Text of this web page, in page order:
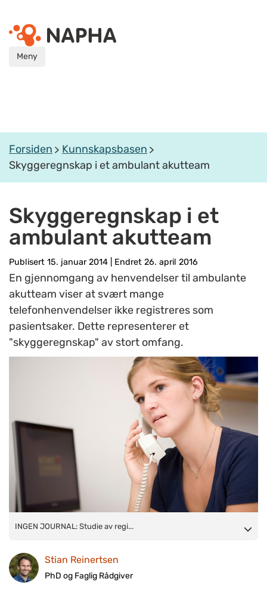
Meny
Forsiden
Kunnskapsbasen
Skyggeregnskap i et ambulant akutteam
Skyggeregnskap i et
ambulant akutteam
Publisert 15. januar 2014 Endret 26. april 2016
En gjennomgang av henvendelser til ambulante
akutteam viser at svært mange
telefonhenvendelser ikke registreres som
pasientsaker. Dette representerer et
"skyggeregnskap" av stort omfang.
INGEN JOURNAL: Studie av registrerte henvendelser til
registreres som pasientsaker. (Foto: www.colourbox.com)
INGEN JOURNAL: Studie av regi...
Stian Reinertsen
PhD og Faglig Rådgiver